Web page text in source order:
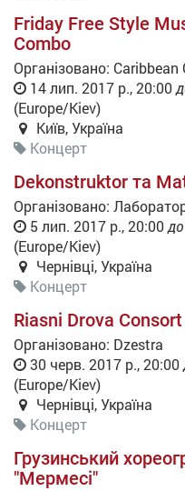
Friday Free Style
Combo
Організовано: Caribbean
14 лип. 2017 р., 20:00
(Europe/Kiev)
Київ,Україна
Концерт
Dekonstruktor та
Організовано:
5 лип. 2017 р., 20:00до
(Europe/Kiev)
Чернівці,Україна
Концерт
Riasni Drova
Організовано: Dzestra
30 черв. 2017 р., 20:00
(Europe/Kiev)
Чернівці,Україна
Концерт
Грузинський
"Мермесі"